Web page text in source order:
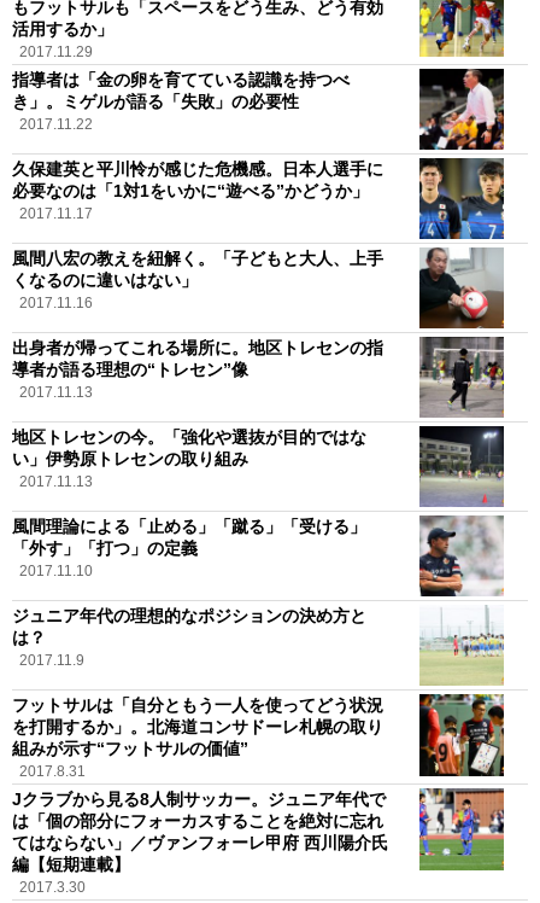
もフットサルも「スペースをどう生み、どう有効
活用するか」
2017.11.29
指導者は「金の卵を育てている認識を持つべ
き」。ミゲルが語る「失敗」の必要性
2017.11.22
久保建英と平川怜が感じた危機感。日本人選手に
必要なのは「1対1をいかに“遊べる”かどうか」
2017.11.17
風間八宏の教えを紐解く。「子どもと大人、上手
くなるのに違いはない」
2017.11.16
出身者が帰ってこれる場所に。地区トレセンの指
導者が語る理想の“トレセン”像
2017.11.13
地区トレセンの今。「強化や選抜が目的ではな
い」伊勢原トレセンの取り組み
2017.11.13
風間理論による「止める」「蹴る」「受ける」
「外す」「打つ」の定義
2017.11.10
ジュニア年代の理想的なポジションの決め方と
は？
2017.11.9
フットサルは「自分ともう一人を使ってどう状況
を打開するか」。北海道コンサドーレ札幌の取り
組みが示す“フットサルの価値”
2017.8.31
Jクラブから見る8人制サッカー。ジュニア年代で
は「個の部分にフォーカスすることを絶対に忘れ
てはならない」／ヴァンフォーレ甲府 西川陽介氏
編【短期連載】
2017.3.30